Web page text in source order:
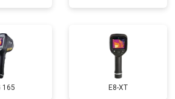
165 E8-XT